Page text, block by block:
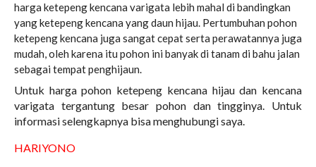
harga ketepeng kencana varigata lebih mahal di bandingkan
yang ketepeng kencana yang daun hijau. Pertumbuhan pohon
ketepeng kencana juga sangat cepat serta perawatannya juga
mudah, oleh karena itu pohon ini banyak di tanam di bahu jalan
sebagai tempat penghijaun.
Untuk harga pohon ketepeng kencana hijau dan kencana
varigata tergantung besar pohon dan tingginya. Untuk
informasi selengkapnya bisa menghubungi saya.
HARIYONO